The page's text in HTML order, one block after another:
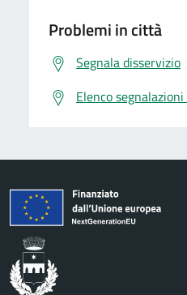
Problemi in città
Segnala disservizio
Elenco